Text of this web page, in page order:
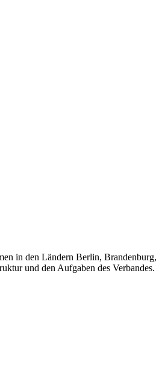
in den Ländern Berlin,
und den Aufgaben des Verbandes.